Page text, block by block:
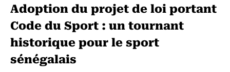
Adoption du projet de loi portant
Code du Sport : un tournant
historique pour le sport
sénégalais